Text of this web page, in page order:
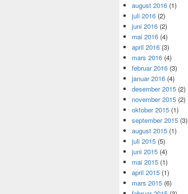
august 2016 (1)
juli 2016 (2)
juni 2016 (2)
mai 2016 (4)
april 2016 (3)
mars 2016 (4)
februar 2016 (3)
januar 2016 (4)
desember 2015 (2)
november 2015 (2)
oktober 2015 (1)
september 2015 (3)
august 2015 (1)
juli 2015 (5)
juni 2015 (4)
mai 2015 (1)
april 2015 (1)
mars 2015 (6)